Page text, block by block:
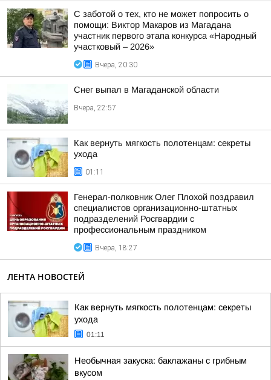
С заботой о тех, кто не может попросить о
помощи: Виктор Макаров из Магадана
участник первого этапа конкурса «Народный
участковый – 2026»
Вчера, 20:30
Снег выпал в Магаданской области
Вчера, 22:57
Как вернуть мягкость полотенцам: секреты
ухода
01:11
Генерал-полковник Олег Плохой поздравил
специалистов организационно-штатных
подразделений Росгвардии с
профессиональным праздником
Вчера, 18:27
ЛЕНТА НОВОСТЕЙ
Как вернуть мягкость полотенцам: секреты
ухода
01:11
Необычная закуска: баклажаны с грибным
вкусом